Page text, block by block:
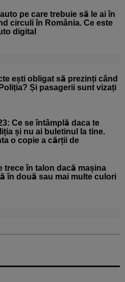
pe care trebuie să le ai în
circuli în România. Ce este
digital
ești obligat să prezinți când
Și pasagerii sunt vizați
Ce se întâmplă daca te
și nu ai buletinul la tine.
o copie a cărții de
trece în talon dacă mașina
în două sau mai multe culori